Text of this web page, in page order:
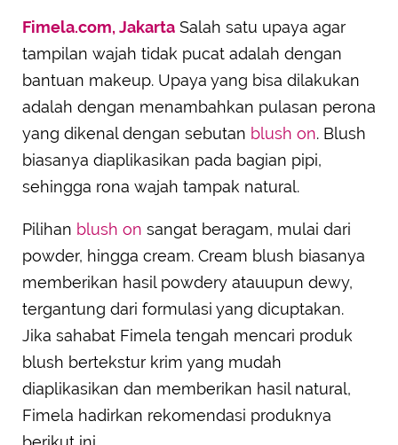
Fimela.com, Jakarta Salah satu upaya agar
tampilan wajah tidak pucat adalah dengan
bantuan makeup. Upaya yang bisa dilakukan
adalah dengan menambahkan pulasan perona
yang dikenal dengan sebutan blush on. Blush
biasanya diaplikasikan pada bagian pipi,
sehingga rona wajah tampak natural.
Pilihan blush on sangat beragam, mulai dari
powder, hingga cream. Cream blush biasanya
memberikan hasil powdery atauupun dewy,
tergantung dari formulasi yang dicuptakan.
Jika sahabat Fimela tengah mencari produk
blush bertekstur krim yang mudah
diaplikasikan dan memberikan hasil natural,
Fimela hadirkan rekomendasi produknya